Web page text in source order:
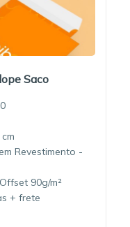
Saco
Revestimento -
90g/m²